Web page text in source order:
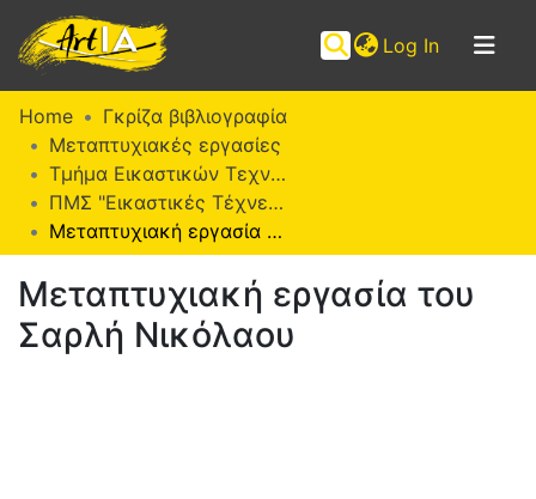
Log In (current)
Communities
Collections
Browse ArtIA
Statistics
Home
Γκρίζα βιβλιογραφία
Μεταπτυχιακές εργασίες
Τμήμα Εικαστικών Τεχνών
ΠΜΣ "Εικαστικές Τέχνες" (ΜΕΤ)
Μεταπτυχιακή εργασία του Σαρλή Νικόλαου
Μεταπτυχιακή εργασία του
Σαρλή Νικόλαου